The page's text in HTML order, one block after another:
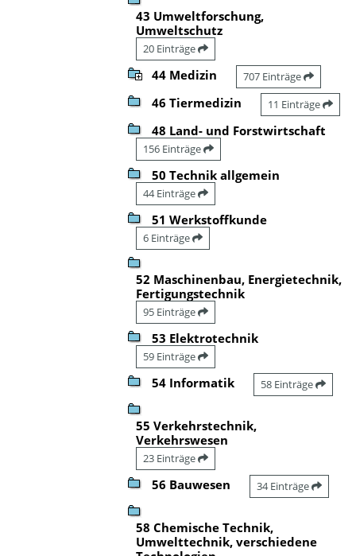
43 Umweltforschung,
Umweltschutz
20 Einträge
44 Medizin 707 Einträge
46 Tiermedizin 11 Einträge
48 Land- und Forstwirtschaft
156 Einträge
50 Technik allgemein
44 Einträge
51 Werkstoffkunde
6 Einträge
52 Maschinenbau, Energietechnik,
Fertigungstechnik
95 Einträge
53 Elektrotechnik
59 Einträge
54 Informatik 58 Einträge
55 Verkehrstechnik,
Verkehrswesen
23 Einträge
56 Bauwesen 34 Einträge
58 Chemische Technik,
Umwelttechnik, verschiedene